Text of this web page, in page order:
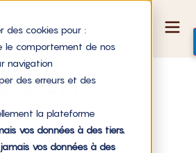
des cookies pour :
le comportement de nos
navigation
des erreurs et des
la plateforme
vos données à des tiers.
vos données à des